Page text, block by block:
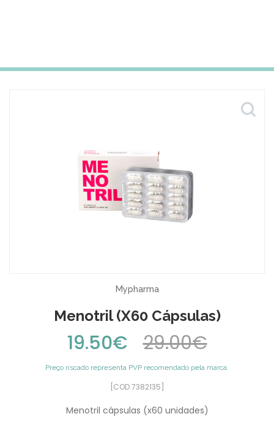
Mypharma
Menotril (x60 Cápsulas)
19.50€ 29.00€
Preço riscado representa PVP recomendado pela marca.
[COD 7382135]
Menotril cápsulas (x60 unidades)